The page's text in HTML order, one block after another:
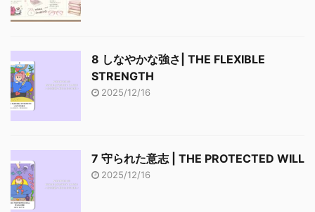
8 しなやかな強さ| THE FLEXIBLE
STRENGTH
2025/12/16
7 守られた意志 | THE PROTECTED WILL
2025/12/16